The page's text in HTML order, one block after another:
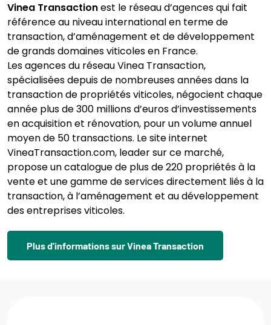
Vinea Transactionest le réseau d’agences qui fait
référence au niveau international en terme de
transaction, d’aménagement et de développement
de grands domaines viticoles en France.
Les agences du réseau Vinea Transaction,
spécialisées depuis de nombreuses années dans la
transaction de propriétés viticoles, négocient chaque
année plus de 300 millions d’euros d’investissements
en acquisition et rénovation, pour un volume annuel
moyen de 50 transactions. Le site internet
VineaTransaction.com, leader sur ce marché,
propose un catalogue de plus de 220 propriétés à la
vente et une gamme de services directement liés à la
transaction, à l’aménagement et au développement
des entreprises viticoles.
Plus d'informations sur Vinea Transaction